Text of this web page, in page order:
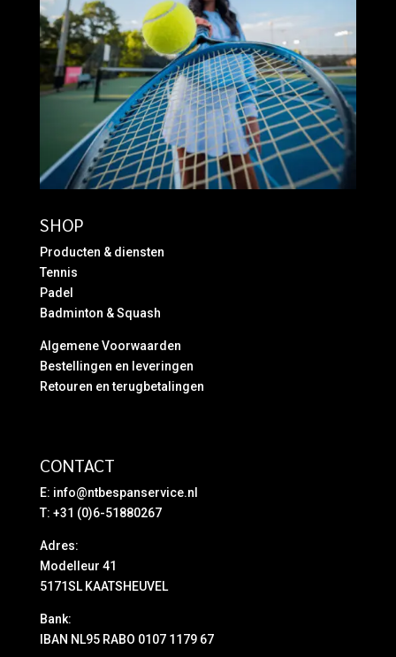
SHOP
Producten & diensten
Tennis
Padel
Badminton & Squash
Algemene Voorwaarden
Bestellingen en leveringen
Retouren en terugbetalingen
CONTACT
E: info@ntbespanservice.nl
T: +31 (0)6-51880267
Adres:
Modelleur 41
5171SL KAATSHEUVEL
Bank:
IBAN NL95 RABO 0107 1179 67